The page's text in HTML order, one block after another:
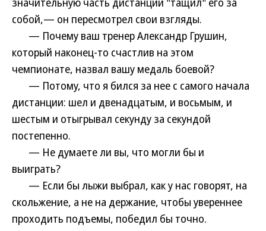
собой,— он пересмотрел свои взгляды.
— Почему ваш тренер Александр Грушин,
который наконец-то счастлив на этом
чемпионате, назвал вашу медаль боевой?
— Потому, что я бился за нее с самого начала
дистанции: шел и двенадцатым, и восьмым, и
шестым и отыгрывал секунду за секундой
постепенно.
— Не думаете ли вы, что могли бы и
выиграть?
— Если бы лыжи выбрал, как у нас говорят, на
скольжение, а не на держание, чтобы увереннее
проходить подъемы, победил бы точно.